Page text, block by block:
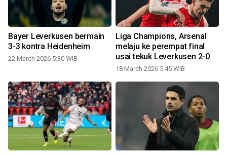
Bayer Leverkusen bermain
3-3 kontra Heidenheim
22 March 2026 5:30 WIB
Liga Champions, Arsenal
melaju ke perempat final
usai tekuk Leverkusen 2-0
18 March 2026 5:45 WIB